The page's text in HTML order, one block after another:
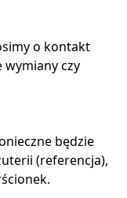
o kontakt
wymiany czy
będzie
(referencja),